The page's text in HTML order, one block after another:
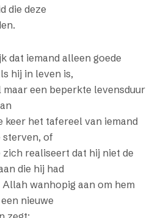
die deze
dat iemand alleen goede
hij in leven is,
een beperkte levensduur
het tafereel van iemand
sterven, of
realiseert dat hij niet de
die hij had
wanhopig aan om hem
nieuwe